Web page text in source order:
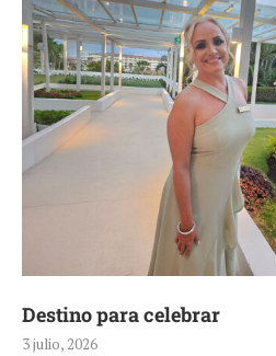
Destino para celebrar
3 julio, 2026